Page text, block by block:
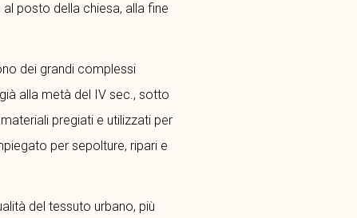
posto della chiesa, alla fine
dei grandi complessi
alla metà del IV sec., sotto
pregiati e utilizzati per
per sepolture, ripari e
del tessuto urbano, più